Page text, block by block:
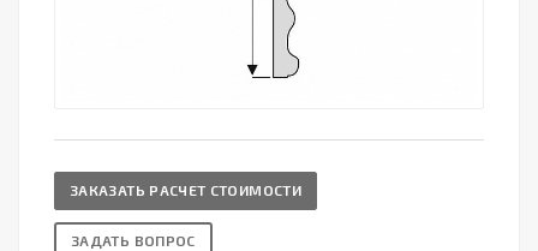
ЗАКАЗАТЬ РАСЧЕТ СТОИМОСТИ
ЗАДАТЬ ВОПРОС